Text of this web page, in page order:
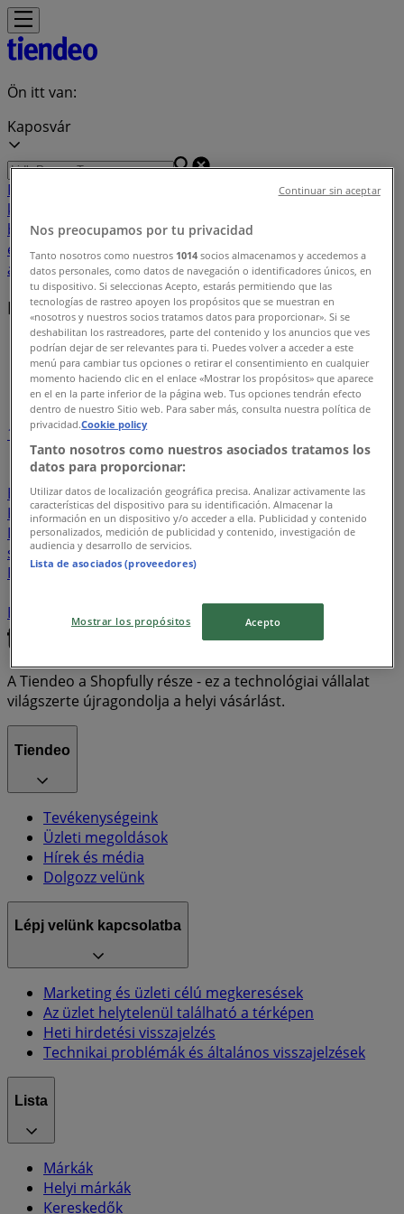
Ön itt van:
Kaposvár
Featured
Ruházat, cipők és
kiegészítők
barkácsolásGyógyszertárak és szépség
és szabadidőAutók, motorkerékpárok és
alkatrészekÉttermekBankok és szolgáltatások
Közeli üzletek
Tiendeo Kaposvár-en»
Üzletek listája itt: Kaposvár
1 345
Chef Market
Calvin Klein
BMW
Volkswagen Dacia Oriflame
Vans
KOCKAÁRUHÁZ
ASOS Saxoo London
Optic World
DHL
Kangaboo Elefani Sberbank
COOP Szolnok
spejzuzletek
Crystal Nails
Peugeot
Vapiano Babaszafari
Body Shop
Garage Store
A Tiendeo a Shopfully része - ez a technológiai vállalat
világszerte újragondolja a helyi vásárlást.
Tiendeo
Tevékenységeink
Üzleti megoldások
Hírek és média
Dolgozz velünk
Lépj velünk kapcsolatba
Marketing és üzleti célú megkeresések
Az üzlet helytelenül található a térképen
Heti hirdetési visszajelzés
Technikai problémák és általános visszajelzések
Lista
Márkák
Helyi márkák
Kereskedők
Nos preocupamos por tu privacidad
Tanto nosotros como nuestros 1014 socios almacenamos y accedemos a
datos personales, como datos de navegación o identificadores únicos, en
tu dispositivo. Si seleccionas Acepto, estarás permitiendo que las
tecnologías de rastreo apoyen los propósitos que se muestran en
«nosotros y nuestros socios tratamos datos para proporcionar». Si se
deshabilitan los rastreadores, parte del contenido y los anuncios que ves
podrían dejar de ser relevantes para ti. Puedes volver a acceder a este
menú para cambiar tus opciones o retirar el consentimiento en cualquier
momento haciendo clic en el enlace «Mostrar los propósitos» que aparece
en el en la parte inferior de la página web. Tus opciones tendrán efecto
dentro de nuestro Sitio web. Para saber más, consulta nuestra política de
privacidad.Cookie policy
Tanto nosotros como nuestros asociados tratamos los
datos para proporcionar:
Utilizar datos de localización geográfica precisa. Analizar activamente las
características del dispositivo para su identificación. Almacenar la
información en un dispositivo y/o acceder a ella. Publicidad y contenido
personalizados, medición de publicidad y contenido, investigación de
audiencia y desarrollo de servicios.
Lista de asociados (proveedores)
Mostrar los propósitos Acepto
Continuar sin aceptar